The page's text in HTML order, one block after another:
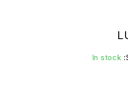
In stock